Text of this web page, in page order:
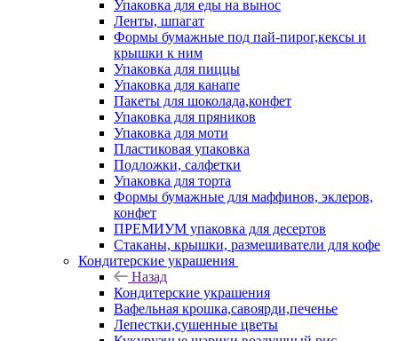
Упаковка для еды на вынос
Ленты, шпагат
Формы бумажные под пай-пирог,кексы и
крышки к ним
Упаковка для пиццы
Упаковка для канапе
Пакеты для шоколада,конфет
Упаковка для пряников
Упаковка для моти
Пластиковая упаковка
Подложки, салфетки
Упаковка для торта
Формы бумажные для маффинов, эклеров,
конфет
ПРЕМИУМ упаковка для десертов
Стаканы, крышки, размешиватели для кофе
Кондитерские украшения
Назад
Кондитерские украшения
Вафельная крошка,савоярди,печенье
Лепестки,сушенные цветы